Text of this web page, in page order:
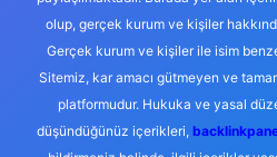
olup, gerçek kurum ve kişiler
Gerçek kurum ve kişiler ile isim
Sitemiz, kar amacı gütmeyen ve
platformudur. Hukuka ve yasal
düşündüğünüz içerikleri,